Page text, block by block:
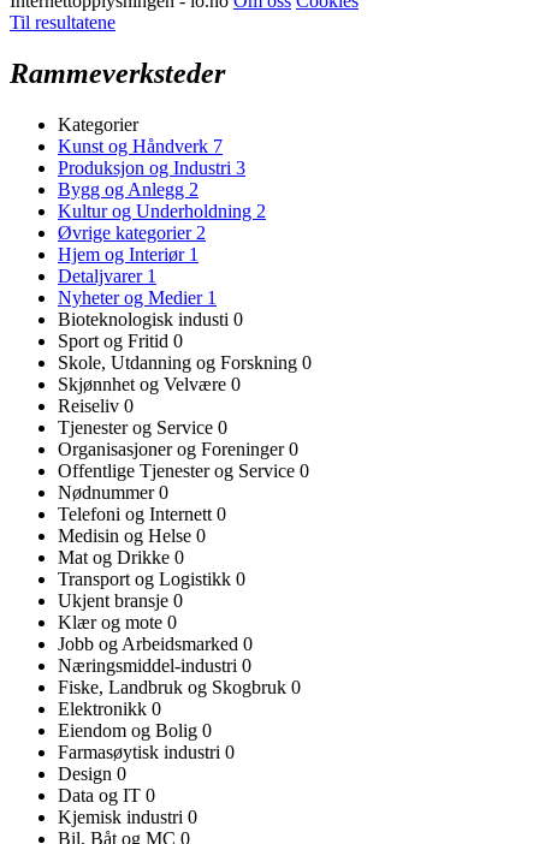
Til resultatene
Rammeverksteder
Kategorier
Kunst og Håndverk 7
Produksjon og Industri 3
Bygg og Anlegg 2
Kultur og Underholdning 2
Øvrige kategorier 2
Hjem og Interiør 1
Detaljvarer 1
Nyheter og Medier 1
Bioteknologisk industi 0
Sport og Fritid 0
Skole, Utdanning og Forskning 0
Skjønnhet og Velvære 0
Reiseliv 0
Tjenester og Service 0
Organisasjoner og Foreninger0
Offentlige Tjenester og Service 0
Nødnummer0
Telefoni og Internett 0
Medisin og Helse 0
Mat og Drikke 0
Transport og Logistikk 0
Ukjent bransje 0
Klær og mote 0
Jobb og Arbeidsmarked 0
Næringsmiddel-industri 0
Fiske, Landbruk og Skogbruk 0
Elektronikk 0
Eiendom og Bolig 0
Farmasøytisk industri 0
Design 0
Data og IT 0
Kjemisk industri 0
Bil, Båt og MC 0